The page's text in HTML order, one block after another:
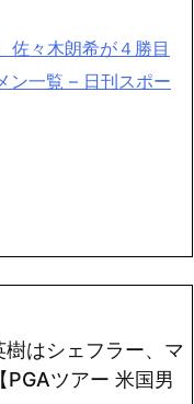
佐々木朗希が４勝目
ン一覧 – 日刊スポー
はシェフラー、マ
ツアー 米国男